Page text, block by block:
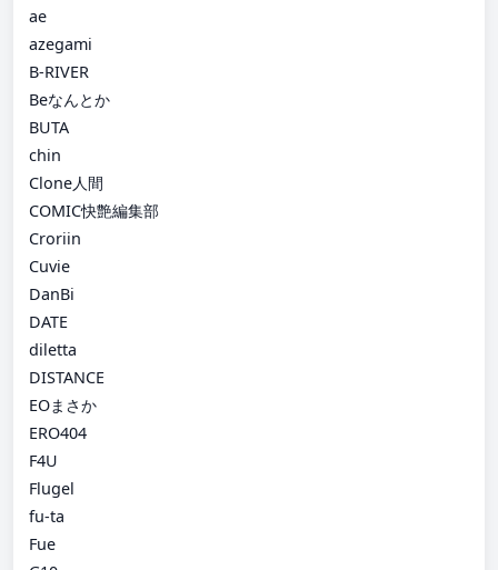
ae
azegami
B-RIVER
Beなんとか
BUTA
chin
Clone人間
COMIC快艶編集部
Croriin
Cuvie
DanBi
DATE
diletta
DISTANCE
EOまさか
ERO404
F4U
Flugel
fu-ta
Fue